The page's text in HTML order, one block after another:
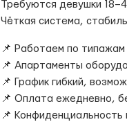
Требуются девушки
Чёткая система,
📌 Работаем по
📌 Апартаменты
📌 График гибкий,
📌 Оплата ежедневно,
📌